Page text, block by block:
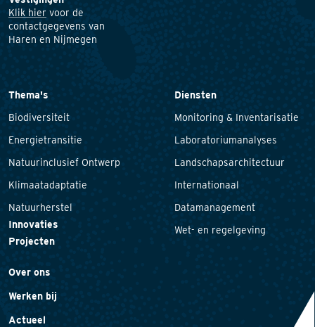
Klik hier voor de
contactgegevens van
Haren en Nijmegen
Thema's
Biodiversiteit
Energietransitie
Natuurinclusief Ontwerp
Klimaatadaptatie
Natuurherstel
Innovaties
Projecten
Diensten
Monitoring & Inventarisatie
Laboratoriumanalyses
Landschapsarchitectuur
Internationaal
Datamanagement
Wet- en regelgeving
Over ons
Werken bij
Actueel